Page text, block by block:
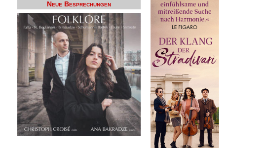
Neue Besprechungen